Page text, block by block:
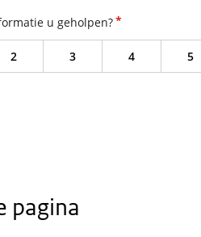
u geholpen?*
2 3 4 5
pagina